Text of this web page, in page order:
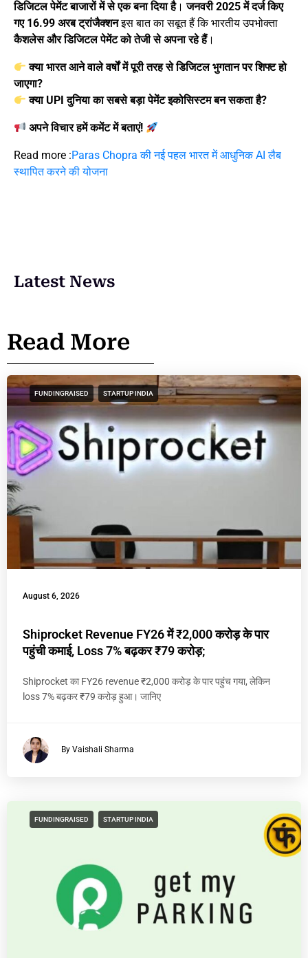
डिजिटल पेमेंट बाजारों में से एक बना दिया है।जनवरी 2025 में दर्ज किए
गए 16.99 अरब ट्रांजैक्शनइस बात का सबूत हैं कि भारतीय उपभोक्ता
कैशलेस और डिजिटल पेमेंट को तेजी से अपना रहे हैं।
क्या भारत आने वाले वर्षों में पूरी तरह से डिजिटल भुगतान पर शिफ्ट हो
जाएगा?
क्या UPI दुनिया का सबसे बड़ा पेमेंट इकोसिस्टम बन सकता है?
अपने विचार हमें कमेंट में बताएं!
Read more :Paras Chopra की नई पहल भारत में आधुनिक AI लैब
स्थापित करने की योजना
Latest News
Read More
FUNDINGRAISED STARTUP INDIA
August 6, 2026
Shiprocket Revenue FY26 में ₹2,000 करोड़ के पार
पहुंची कमाई, Loss 7% बढ़कर ₹79 करोड़;
Shiprocket का FY26 revenue ₹2,000 करोड़ के पार पहुंच गया, लेकिन
loss 7% बढ़कर ₹79 करोड़ हुआ। जानिए
By Vaishali Sharma
FUNDINGRAISED STARTUP INDIA